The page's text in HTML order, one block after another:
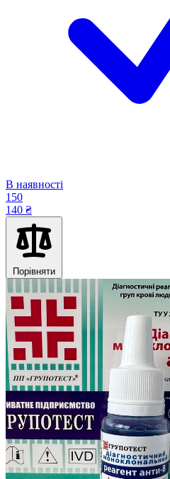
В наявності
150
140 ₴
Порівняти